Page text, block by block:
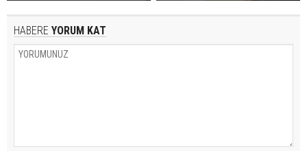
HABERE YORUM KAT